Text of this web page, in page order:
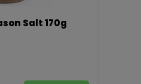
Salt 170g